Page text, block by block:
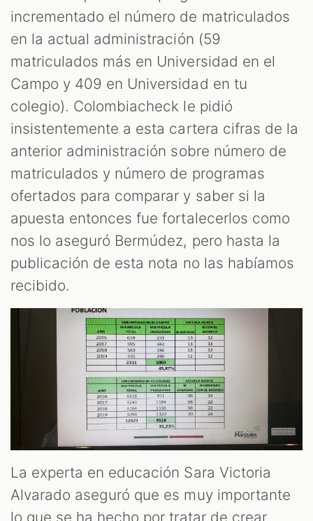
incrementado el número de matriculados
en la actual administración (59
matriculados más en Universidad en el
Campo y 409 en Universidad en tu
colegio). Colombiacheck le pidió
insistentemente a esta cartera cifras de la
anterior administración sobre número de
matriculados y número de programas
ofertados para comparar y saber si la
apuesta entonces fue fortalecerlos como
nos lo aseguró Bermúdez, pero hasta la
publicación de esta nota no las habíamos
recibido.
La experta en educación Sara Victoria
Alvarado aseguró que es muy importante
lo que se ha hecho por tratar de crear